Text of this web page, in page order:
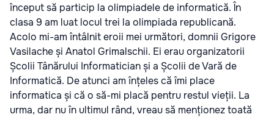
început să particip la olimpiadele de informatică. În
clasa 9 am luat locul trei la olimpiada republicană.
Acolo mi-am întâlnit eroii mei următori, domnii Grigore
Vasilache și Anatol Grimalschii. Ei erau organizatorii
Școlii Tânărului Informatician și a Școlii de Vară de
Informatică. De atunci am înțeles că îmi place
informatica și că o să-mi placă pentru restul vieții. La
urma, dar nu în ultimul rând, vreau să menționez toată